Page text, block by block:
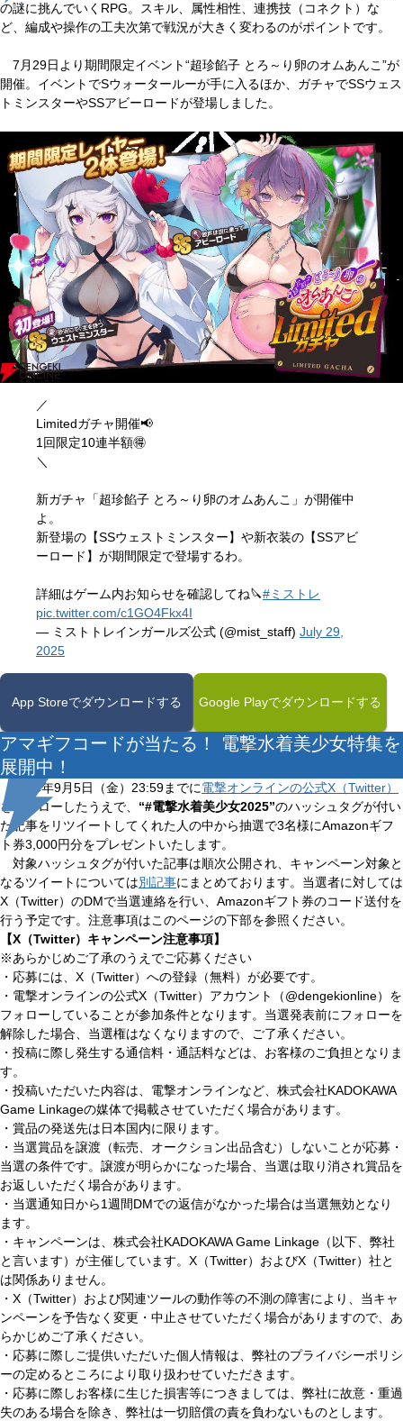
の謎に挑んでいくRPG。スキル、属性相性、連携技（コネクト）な
ど、編成や操作の工夫次第で戦況が大きく変わるのがポイントです。
7月29日より期間限定イベント“超珍餡子 とろ～り卵のオムあんこ”が
開催。イベントでSウォータールーが手に入るほか、ガチャでSSウェス
トミンスターやSSアビーロードが登場しました。
／
Limitedガチャ開催📢
1回限定10連半額🉐
＼
新ガチャ「超珍餡子 とろ～り卵のオムあんこ」が開催中
よ。
新登場の【SSウェストミンスター】や新衣装の【SSアビ
ーロード】が期間限定で登場するわ。
詳細はゲーム内お知らせを確認してね🔪#ミストレ
pic.twitter.com/c1GO4Fkx4I
— ミストトレインガールズ公式 (@mist_staff) July 29,
2025
App Storeでダウンロードする Google Playでダウンロードする
アマギフコードが当たる！ 電撃水着美少女特集を
展開中！
2025年9月5日（金）23:59までに電撃オンラインの公式X（Twitter）
をフォローしたうえで、 “#電撃水着美少女2025”のハッシュタグが付い
た記事をリツイートしてくれた人の中から抽選で3名様にAmazonギフ
ト券3,000円分をプレゼントいたします。
対象ハッシュタグが付いた記事は順次公開され、キャンペーン対象と
なるツイートについては別記事にまとめております。当選者に対しては
X（Twitter）のDMで当選連絡を行い、Amazonギフト券のコード送付を
行う予定です。注意事項はこのページの下部を参照ください。
【X（Twitter）キャンペーン注意事項】
※あらかじめご了承のうえでご応募ください
・応募には、X（Twitter）への登録（無料）が必要です。
・電撃オンラインの公式X（Twitter）アカウント（@dengekionline）を
フォローしていることが参加条件となります。当選発表前にフォローを
解除した場合、当選権はなくなりますので、ご了承ください。
・投稿に際し発生する通信料・通話料などは、お客様のご負担となりま
す。
・投稿いただいた内容は、電撃オンラインなど、株式会社KADOKAWA
Game Linkageの媒体で掲載させていただく場合があります。
・賞品の発送先は日本国内に限ります。
・当選賞品を譲渡（転売、オークション出品含む）しないことが応募・
当選の条件です。譲渡が明らかになった場合、当選は取り消され賞品を
お返しいただく場合があります。
・当選通知日から1週間DMでの返信がなかった場合は当選無効となり
ます。
・キャンペーンは、株式会社KADOKAWA Game Linkage（以下、弊社
と言います）が主催しています。X（Twitter）およびX（Twitter）社と
は関係ありません。
・X（Twitter）および関連ツールの動作等の不測の障害により、当キャ
ンペーンを予告なく変更・中止させていただく場合がありますので、あ
らかじめご了承ください。
・応募に際しご提供いただいた個人情報は、弊社のプライバシーポリシ
ーの定めるところにより取り扱わせていただきます。
・応募に際しお客様に生じた損害等につきましては、弊社に故意・重過
失のある場合を除き、弊社は一切賠償の責を負わないものとします。